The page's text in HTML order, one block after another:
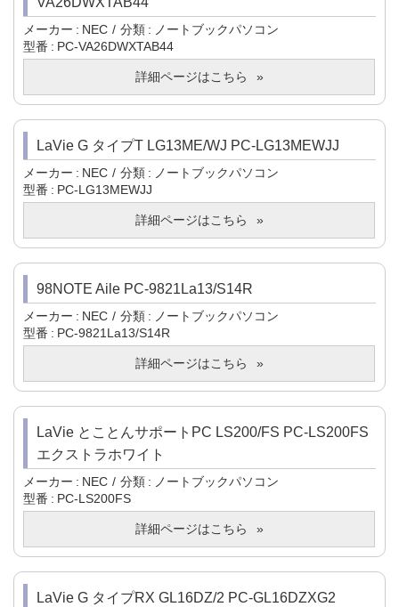
メーカー NEC 分類
ノートブックパソコン
型番
PC-VA26DWXTAB44
詳細ページはこちら
LaVie G タイプT LG13ME/WJ PC-LG13MEWJJ
メーカー NEC 分類
ノートブックパソコン
型番
PC-LG13MEWJJ
詳細ページはこちら
98NOTE Aile PC-9821La13/S14R
メーカー NEC 分類
ノートブックパソコン
型番
PC-9821La13/S14R
詳細ページはこちら
LaVie とことんサポートPC LS200/FS PC-LS200FS
エクストラホワイト
メーカー NEC 分類
ノートブックパソコン
型番
PC-LS200FS
詳細ページはこちら
LaVie G タイプRX GL16DZ/2 PC-GL16DZXG2